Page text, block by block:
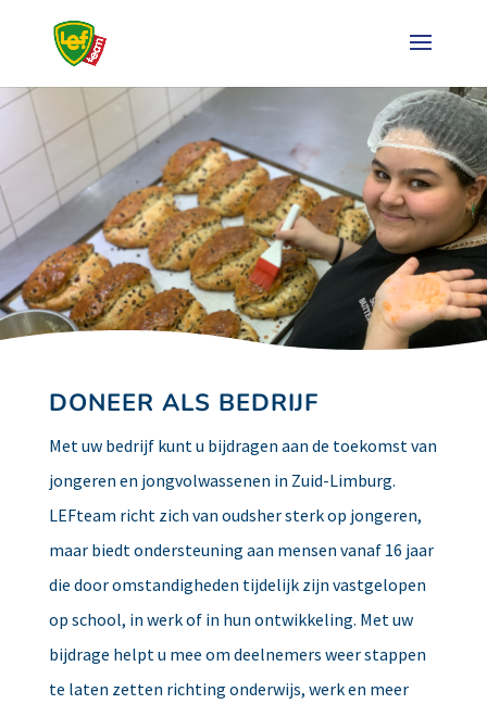
DONEER ALS BEDRIJF
Met uw bedrijf kunt u bijdragen aan de toekomst van
jongeren en jongvolwassenen in Zuid-Limburg.
LEFteam richt zich van oudsher sterk op jongeren,
maar biedt ondersteuning aan mensen vanaf 16 jaar
die door omstandigheden tijdelijk zijn vastgelopen
op school, in werk of in hun ontwikkeling. Met uw
bijdrage helpt u mee om deelnemers weer stappen
te laten zetten richting onderwijs, werk en meer